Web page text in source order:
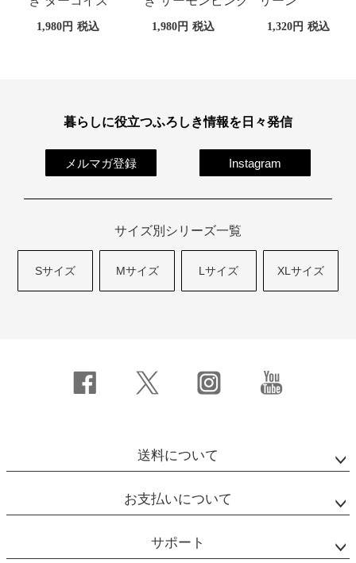
1,980 税込 1,980 税込 1,320 税込
暮らしに役立つふろしき情報を日々発信
メルマガ登録 Instagram
サイズ別シリーズ一覧
Sサイズ Mサイズ Lサイズ XLサイズ
送料について
お支払いについて
サポート